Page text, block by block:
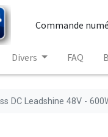
Commande
Divers FAQ
DC Leadshine 48V -